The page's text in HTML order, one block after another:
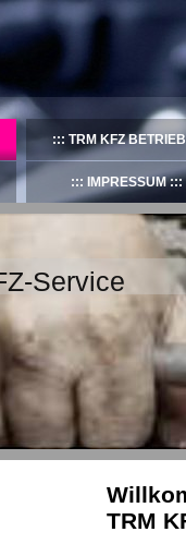
TRM KFZ BETRIEB
IMPRESSUM
Service
TRM